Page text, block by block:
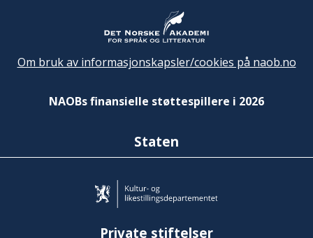
Om bruk av informasjonskapsler/cookies på naob.no
NAOBs finansielle støttespillere i 2026
Staten
Private stiftelser